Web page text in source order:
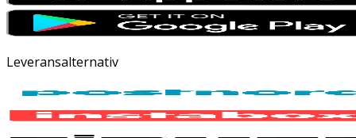
Leveransalternativ